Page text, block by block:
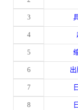
3
4
5
6
7
8